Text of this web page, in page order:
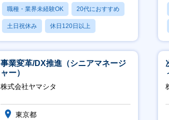
職種・業界未経験OK 20代におすすめ
土日祝休み 休日120日以上
産休・育休あり
事業変革/DX推進（シニアマネージ
ャー）
株式会社ヤマシタ
東京都